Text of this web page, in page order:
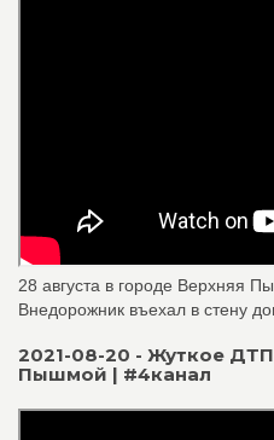
28 августа в городе Верхняя
Внедорожник въехал в стену
2021-08-20 - Жуткое
Пышмой | #4канал